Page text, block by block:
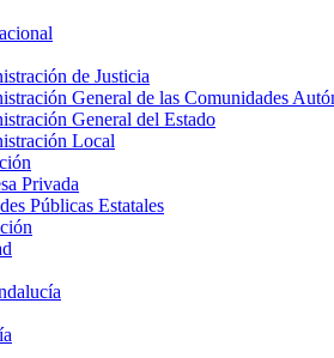
de Justicia
General de las Comunidades
General del Estado
Local
Privada
Públicas Estatales